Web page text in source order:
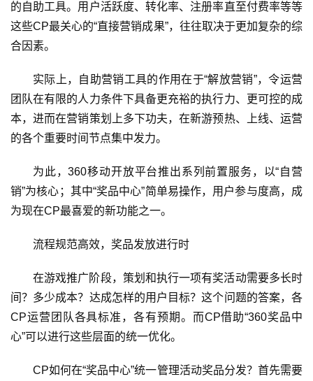
的自助工具。用户活跃度、转化率、注册率直至付费率等等
这些CP最关心的“直接营销成果”，往往取决于更加复杂的综
合因素。
实际上，自助营销工具的作用在于“解放营销”，令运营
团队在有限的人力条件下具备更充裕的执行力、更可控的成
本，进而在营销策划上多下功夫，在新游预热、上线、运营
的各个重要时间节点集中发力。
为此，360移动开放平台推出系列前置服务，以“自营
销”为核心；其中“奖品中心”简单易操作，用户参与度高，成
为现在CP最喜爱的新功能之一。
流程规范高效，奖品发放进行时
在游戏推广阶段，策划和执行一项有奖活动需要多长时
间？多少成本？达成怎样的用户目标？这个问题的答案，各
CP运营团队各具标准，各有预期。而CP借助“360奖品中
心”可以进行这些层面的统一优化。
CP如何在“奖品中心”统一管理活动奖品分发？首先需要